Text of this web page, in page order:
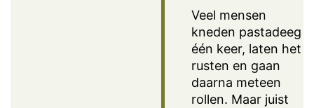
Veel mensen
kneden pastadeeg
één keer, laten het
rusten en gaan
daarna meteen
rollen. Maar juist